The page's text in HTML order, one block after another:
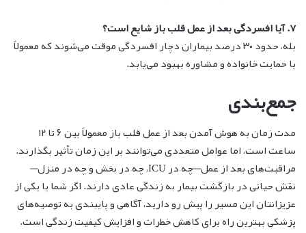
۷. آیا افسردگی بعد از عمل قلب باز شایع است؟
بله، حدود ۳۰ درصد بیماران دچار افسردگی موقت می‌شوند که معمولاً
با حمایت خانواده و مشاوره بهبود می‌یابد.
جمع‌بندی
مدت زمان به هوش آمدن بعد از عمل قلب باز معمولاً بین ۶ تا ۱۲
ساعت است، اما عوامل متعددی می‌توانند بر این زمان تأثیر بگذارند.
مراقبت‌های بعد از عمل—چه در ICU، چه در بخش و چه در منزل—
نقش حیاتی در بازگشت بیمار به زندگی عادی دارند. اگر شما یا یکی از
عزیزانتان این مسیر را پیش رو دارید، آگاهی و پایبندی به توصیه‌های
پزشکی بهترین راه برای کاهش خطرات و افزایش کیفیت زندگی است.